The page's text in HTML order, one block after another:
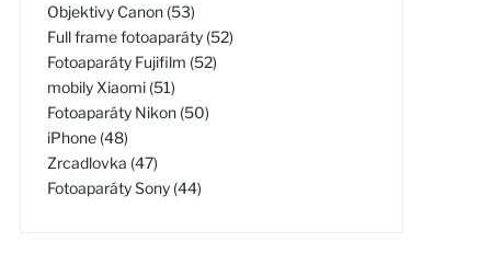
Objektivy Canon (53)
Full frame fotoaparáty (52)
Fotoaparáty Fujifilm (52)
mobily Xiaomi (51)
Fotoaparáty Nikon (50)
iPhone (48)
Zrcadlovka (47)
Fotoaparáty Sony (44)